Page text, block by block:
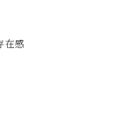
在感